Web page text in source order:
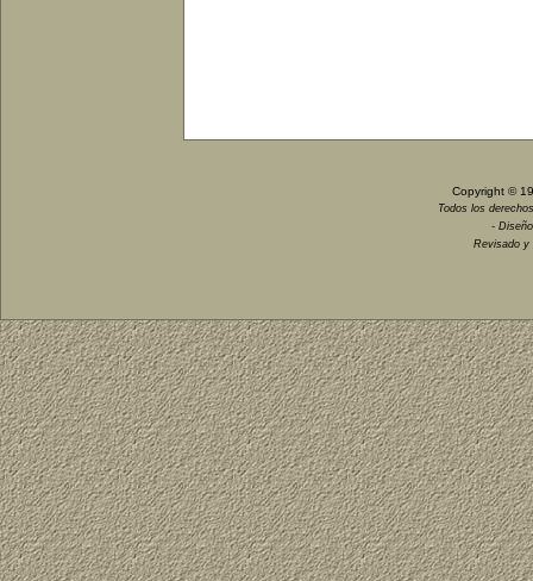
Copyright ©
Todos los
-
Revisado y